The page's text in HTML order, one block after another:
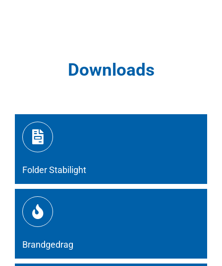
Downloads
Folder Stabilight
Brandgedrag